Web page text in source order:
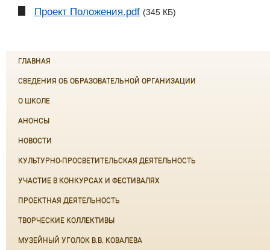
Проект Положения.pdf (345 КБ)
ГЛАВНАЯ
СВЕДЕНИЯ ОБ ОБРАЗОВАТЕЛЬНОЙ ОРГАНИЗАЦИИ
О ШКОЛЕ
АНОНСЫ
НОВОСТИ
КУЛЬТУРНО-ПРОСВЕТИТЕЛЬСКАЯ ДЕЯТЕЛЬНОСТЬ
УЧАСТИЕ В КОНКУРСАХ И ФЕСТИВАЛЯХ
ПРОЕКТНАЯ ДЕЯТЕЛЬНОСТЬ
ТВОРЧЕСКИЕ КОЛЛЕКТИВЫ
МУЗЕЙНЫЙ УГОЛОК В.В. КОВАЛЕВА